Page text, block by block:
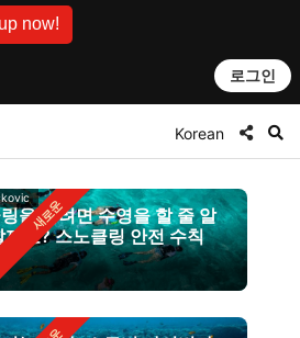
now!
로그인
Korean
을 하려면 수영을 할 줄 알
까요? 스노클링 안전 수칙